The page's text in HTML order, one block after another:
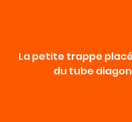
La petite trappe
du tube